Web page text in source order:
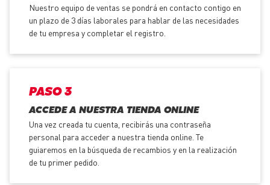
Nuestro equipo de ventas se pondrá en contacto contigo en
un plazo de 3 días laborales para hablar de las necesidades
de tu empresa y completar el registro.
PASO 3
ACCEDE A NUESTRA TIENDA ONLINE
Una vez creada tu cuenta, recibirás una contraseña
personal para acceder a nuestra tienda online. Te
guiaremos en la búsqueda de recambios y en la realización
de tu primer pedido.